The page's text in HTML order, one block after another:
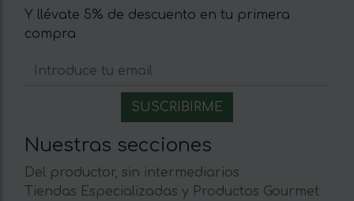
Y llévate 5% de descuento en tu primera
compra
Nuestras secciones
Del productor, sin intermediarios
Tiendas Especializadas y Productos Gourmet